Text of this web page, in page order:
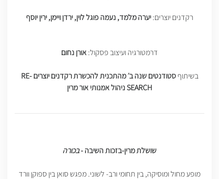
רקדנים יוצרים:יערה מלמד, נעמה פוגל לוין, ירדן ויימן, ירין יוסף
דרמטורגיה ועיצוב פסקול:אורן נחום
בשיתוף
סטודנטים שנה ב׳ מהתכנית להכשרת רקדנים יוצרים RE-
SEARCH ניהול אמנותי אור מרין
שושלת מרין-בזכות השיבה -בכורה
מופע מחול ומוסיקה, בין תחומי ורב- לשוני. מפגש סואן בין ספוקן וורד